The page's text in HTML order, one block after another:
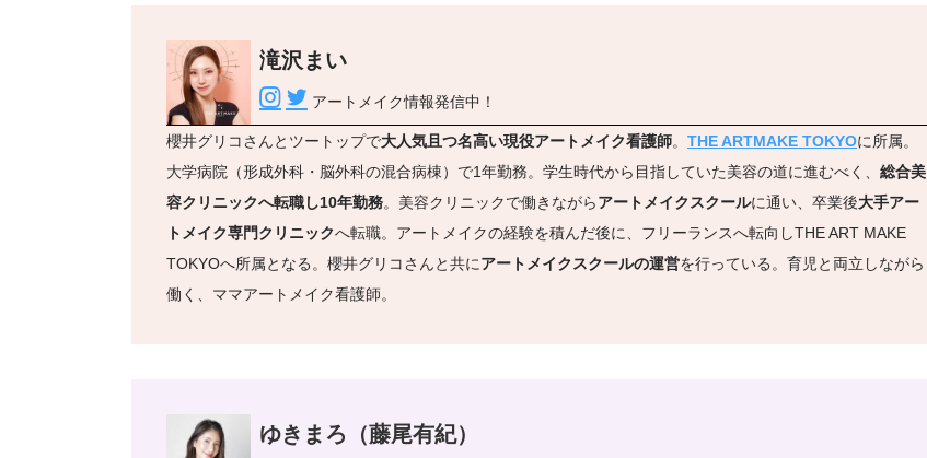
滝沢まい
アートメイク情報発信中！
櫻井グリコさんとツートップで大人気且つ名高い現役アートメイク看護師。 THE ARTMAKE TOKYOに所属。
大学病院（形成外科・脳外科の混合病棟）で1年勤務。学生時代から目指していた美容の道に進むべく、 総合美
容クリニックへ転職し10年勤務。美容クリニックで働きながらアートメイクスクールに通い、卒業後大手アー
トメイク専門クリニックへ転職。アートメイクの経験を積んだ後に、フリーランスへ転向しTHE ART MAKE
TOKYOへ所属となる。櫻井グリコさんと共にアートメイクスクールの運営を行っている。育児と両立しながら
働く、ママアートメイク看護師。
ゆきまろ（藤尾有紀）